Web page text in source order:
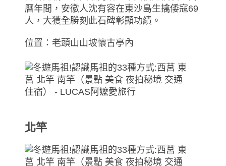
曆年間，安徽人沈有容在東沙島生擒倭寇69
人，大獲全勝刻此石碑彰顯功績。
位置：老頭山山坡懷古亭內
北竿